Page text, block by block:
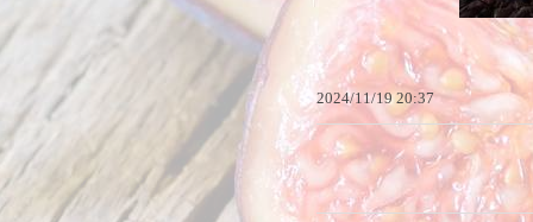
2024/11/19 20:37